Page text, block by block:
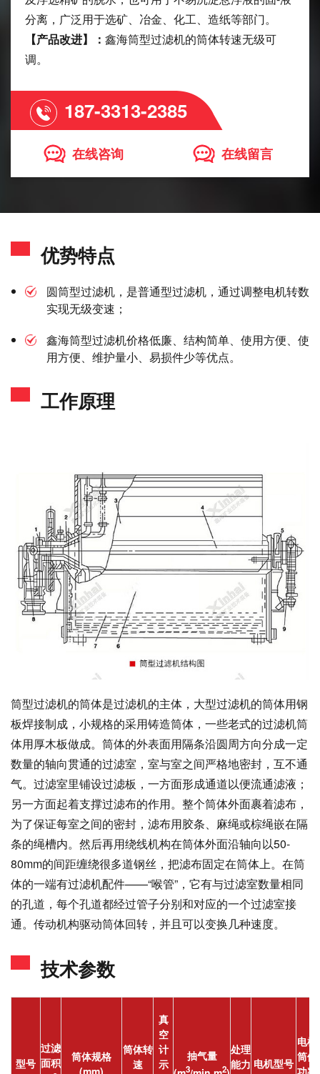
分离，广泛用于选矿、冶金、化工、造纸等部门。
【产品改进】： 鑫海筒型过滤机的筒体转速无级可
调。
187-3313-2385
在线咨询 在线留言
优势特点
圆筒型过滤机，是普通型过滤机，通过调整电机转数
实现无级变速；
鑫海筒型过滤机价格低廉、结构简单、使用方便、使
用方便、维护量小、易损件少等优点。
工作原理
筒型过滤机的筒体是过滤机的主体，大型过滤机的筒体用钢
板焊接制成，小规格的采用铸造筒体，一些老式的过滤机筒
体用厚木板做成。筒体的外表面用隔条沿圆周方向分成一定
数量的轴向贯通的过滤室，室与室之间严格地密封，互不通
气。过滤室里铺设过滤板，一方面形成通道以便流通滤液；
另一方面起着支撑过滤布的作用。整个筒体外面裹着滤布，
为了保证每室之间的密封，滤布用胶条、麻绳或棕绳嵌在隔
条的绳槽内。然后再用绕线机构在筒体外面沿轴向以50-
80mm的间距缠绕很多道钢丝，把滤布固定在筒体上。在筒
体的一端有过滤机配件——“喉管”，它有与过滤室数量相同
的孔道，每个孔道都经过管子分别和对应的一个过滤室接
通。传动机构驱动筒体回转，并且可以变换几种速度。
技术参数
型号
过滤
面积
筒体规格
筒体转
速
真
空
计
示
抽气量
3 2
处理
能力 电机型号
电机
筒体